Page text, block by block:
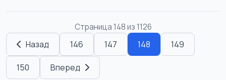
Страница 148 из 1126
Назад 146 147 148 149
150 Вперед